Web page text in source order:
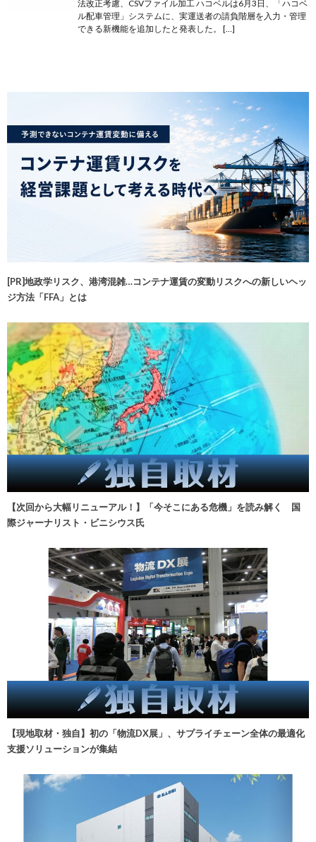
法改正考慮、CSVファイル加工 ハコベルは6月3日、「ハコベ
ル配車管理」システムに、実運送者の請負階層を入力・管理
できる新機能を追加したと発表した。 […]
[PR]地政学リスク、港湾混雑…コンテナ運賃の変動リスクへの新しいヘッ
ジ方法「FFA」とは
【次回から大幅リニューアル！】「今そこにある危機」を読み解く 国
際ジャーナリスト・ビニシウス氏
【現地取材・独自】初の「物流DX展」、サプライチェーン全体の最適化
支援ソリューションが集結